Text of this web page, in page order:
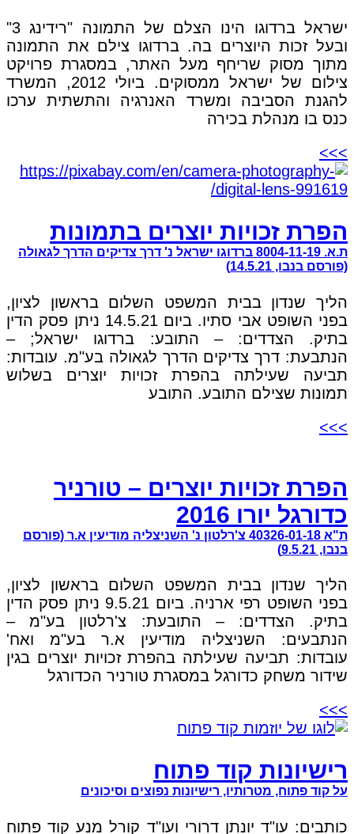
ישראל ברדוגו הינו הצלם של התמונה "רידינג 3"
ובעל זכות היוצרים בה. ברדוגו צילם את התמונה
מתוך מסוק שריחף מעל האתר, במסגרת פרויקט
צילום של ישראל ממסוקים. ביולי 2012, המשרד
להגנת הסביבה ומשרד האנרגיה והתשתית ערכו
כנס בו מנהלת בכירה
>>>
הפרת זכויות יוצרים בתמונות
ת.א. 8004-11-19 ברדוגו ישראל נ' דרך צדיקים הדרך לגאולה
(פורסם בנבו, 14.5.21)
הליך שנדון בבית המשפט השלום בראשון לציון,
בפני השופט אבי סתיו. ביום 14.5.21 ניתן פסק הדין
בתיק. הצדדים: – התובע: ברדוגו ישראל; –
הנתבעת: דרך צדיקים הדרך לגאולה בע"מ. עובדות:
תביעה שעילתה בהפרת זכויות יוצרים בשלוש
תמונות שצילם התובע. התובע
>>>
הפרת זכויות יוצרים – טורניר
כדורגל יורו 2016
ת"א 40326-01-18 צ'רלטון נ' השניצליה מודיעין א.ר (פורסם
בנבו, 9.5.21)
הליך שנדון בבית המשפט השלום בראשון לציון,
בפני השופט רפי ארניה. ביום 9.5.21 ניתן פסק הדין
בתיק. הצדדים: – התובעת: צ'רלטון בע"מ –
הנתבעים: השניצליה מודיעין א.ר בע"מ ואח'
עובדות: תביעה שעילתה בהפרת זכויות יוצרים בגין
שידור משחק כדורגל במסגרת טורניר הכדורגל
>>>
רישיונות קוד פתוח
על קוד פתוח, מטרותיו, רישיונות נפוצים וסיכונים
כותבים: עו"ד יונתן דרורי ועו"ד קורל מנע קוד פתוח